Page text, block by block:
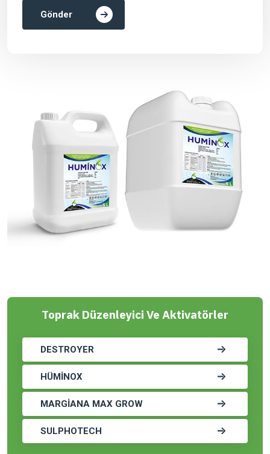
Gönder
Toprak Düzenleyici Ve Aktivatörler
DESTROYER
HÜMİNOX
MARGİANA MAX GROW
SULPHOTECH